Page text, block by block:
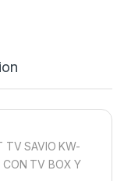
TV SAVIO KW-
CON TV BOX Y